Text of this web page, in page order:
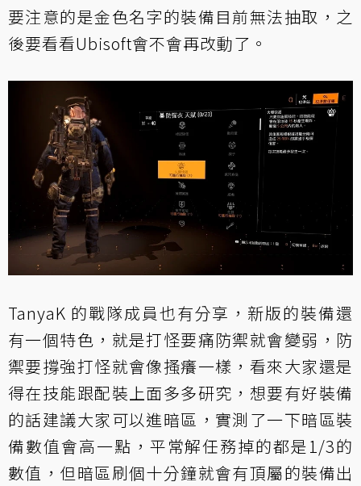
要注意的是金色名字的裝備目前無法抽取，之
後要看看Ubisoft會不會再改動了。
TanyaK 的戰隊成員也有分享，新版的裝備還
有一個特色，就是打怪要痛防禦就會變弱，防
禦要撐強打怪就會像搔癢一樣，看來大家還是
得在技能跟配裝上面多多研究，想要有好裝備
的話建議大家可以進暗區，實測了一下暗區裝
備數值會高一點，平常解任務掉的都是1/3的
數值，但暗區刷個十分鐘就會有頂屬的裝備出